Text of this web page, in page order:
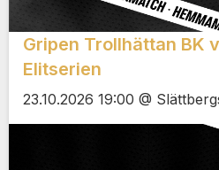
Gripen Trollhättan BK
Elitserien
23.10.2026 19:00 @